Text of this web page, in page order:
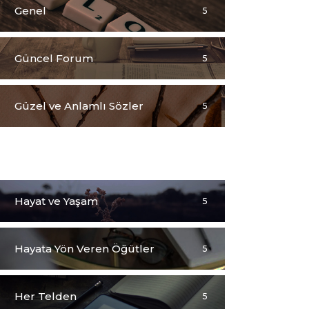
Genel 5
Güncel Forum 5
Güzel ve Anlamlı Sözler 5
Hayat ve Yaşam 5
Hayata Yön Veren Öğütler 5
Her Telden 5